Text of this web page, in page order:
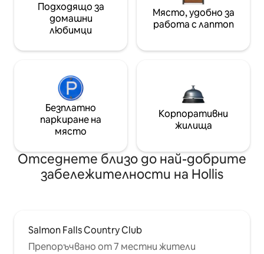
Подходящо за
домашни
любимци
Място, удобно за
работа с лаптоп
Безплатно
паркиране на
място
Корпоративни
жилища
Отседнете близо до най-добрите
забележителности на Hollis
Salmon Falls Country Club
Препоръчвано от 7 местни жители